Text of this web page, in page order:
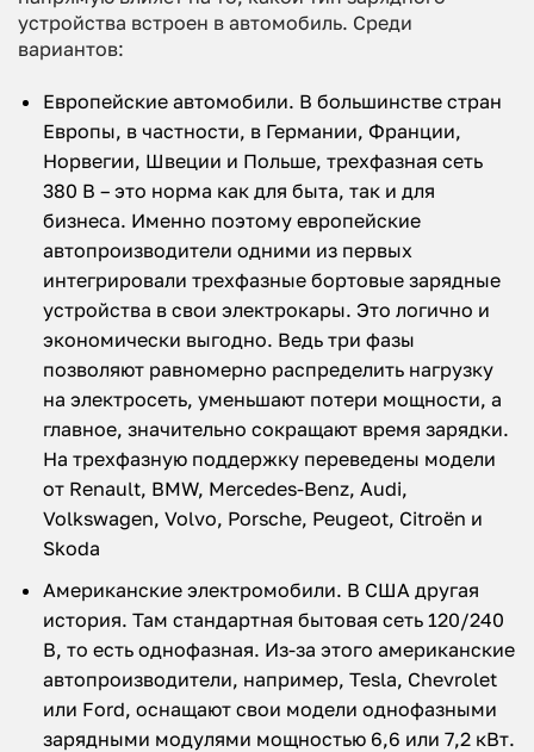
устройства встроен в автомобиль. Среди
вариантов:
Европейские автомобили. В большинстве стран
Европы, в частности, в Германии, Франции,
Норвегии, Швеции и Польше, трехфазная сеть
380 В – это норма как для быта, так и для
бизнеса. Именно поэтому европейские
автопроизводители одними из первых
интегрировали трехфазные бортовые зарядные
устройства в свои электрокары. Это логично и
экономически выгодно. Ведь три фазы
позволяют равномерно распределить нагрузку
на электросеть, уменьшают потери мощности, а
главное, значительно сокращают время зарядки.
На трехфазную поддержку переведены модели
от Renault, BMW, Mercedes-Benz, Audi,
Volkswagen, Volvo, Porsche, Peugeot, Citroën и
Skoda
Американские электромобили. В США другая
история. Там стандартная бытовая сеть 120/240
В, то есть однофазная. Из-за этого американские
автопроизводители, например, Tesla, Chevrolet
или Ford, оснащают свои модели однофазными
зарядными модулями мощностью 6,6 или 7,2 кВт.